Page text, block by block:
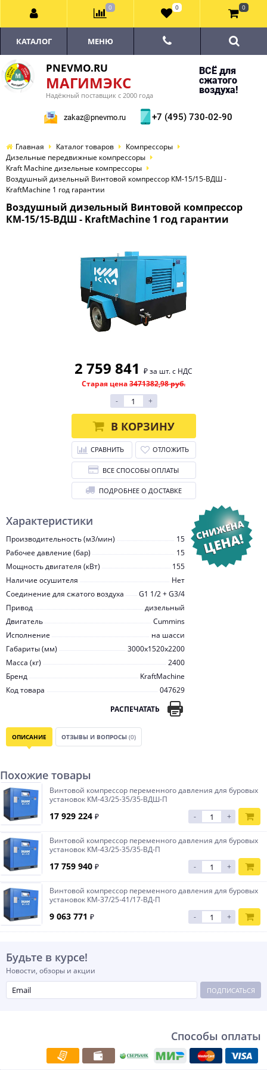
PNEVMO.RU
МАГИМЭКС
Надёжный поставщик с 2000 года
ВСЁ для
сжатого
воздуха!
zakaz@pnevmo.ru +7 (495) 730-02-90
КАТАЛОГ МЕНЮ
Главная Каталог товаров
Компрессоры
Дизельные передвижные компрессоры
Kraft Machine дизельные компрессоры
Воздушный дизельный Винтовой компрессор КМ-15/15-ВДШ -
KraftMachine 1 год гарантии
Воздушный дизельный Винтовой компрессор
КМ-15/15-ВДШ - KraftMachine 1 год гарантии
Характеристики
Производительность (м3/мин)
15
Рабочее давление (бар)
15
Мощность двигателя (кВт)
155
Наличие осушителя
Нет
Соединение для сжатого воздуха
G1 1/2 + G3/4
Привод
дизельный
Двигатель
Cummins
Исполнение
на шасси
Габариты (мм)
3000x1520x2200
Масса (кг)
2400
Бренд
KraftMachine
Код товара
047629
РАСПЕЧАТАТЬ
2 759 841 ₽ за шт. с НДС
Старая цена3471382,98 руб.
-
+
В КОРЗИНУ
СРАВНИТЬ ОТЛОЖИТЬ
ВСЕ СПОСОБЫ ОПЛАТЫ
ПОДРОБНЕЕ О ДОСТАВКЕ
ОПИСАНИЕ ОТЗЫВЫ И ВОПРОСЫ (0)
Похожие товары
Винтовой компрессор переменного давления для буровых
установок КМ-43/25-35/35-ВДШ-П
17 929 224 ₽ - +
Винтовой компрессор переменного давления для буровых
установок КМ-43/25-35/35-ВД-П
17 759 940 ₽ - +
Винтовой компрессор переменного давления для буровых
установок КМ-37/25-41/17-ВД-П
9 063 771 ₽ - +
Будьте в курсе!
Новости, обзоры и акции
ПОДПИСАТЬСЯ
Способы оплаты
0 0 0